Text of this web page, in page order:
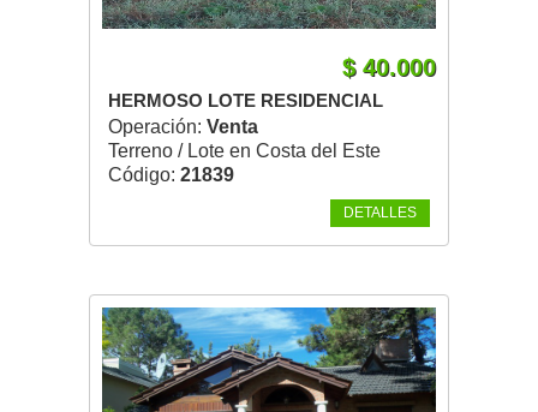
$ 40.000
HERMOSO LOTE RESIDENCIAL
Operación: Venta
Terreno / Lote en Costa del Este
Código: 21839
DETALLES